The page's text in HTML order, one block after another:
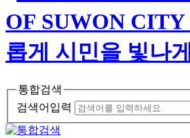
통합검색
검색어입력